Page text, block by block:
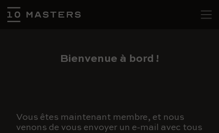
Bienvenue à bord !
Vous êtes maintenant membre, et nous
venons de vous envoyer un e-mail avec tous